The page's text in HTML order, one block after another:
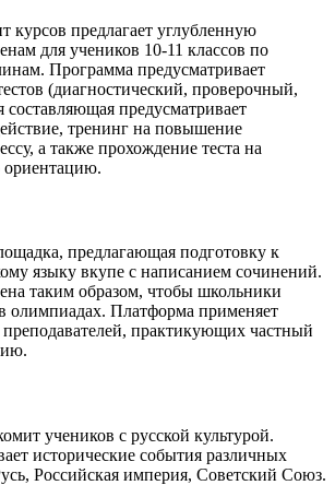
курсов предлагает углубленную
для учеников 10-11 классов по
Программа предусматривает
(диагностический, проверочный,
предусматривает
тренинг на повышение
а также прохождение теста на
предлагающая подготовку к
языку вкупе с написанием сочинений.
таким образом, чтобы школьники
олимпиадах. Платформа применяет
практикующих частный
учеников с русской культурой.
исторические события различных
Российская империя, Советский Союз.